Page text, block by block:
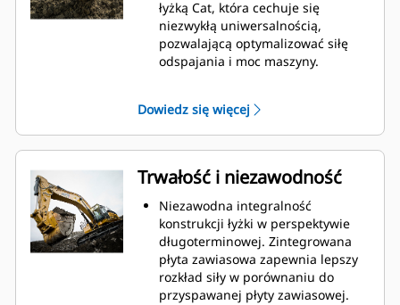
łyżką Cat, która cechuje się
niezwykłą uniwersalnością,
pozwalającą optymalizować siłę
odspajania i moc maszyny.
materiału na łyżkę. Zwiększony
prześwit lemiesza zapewnia
zmniejszony opór dolnej części
łyżki, co obniża koszty związane z
konserwacją.
Zużycie paliwa jest najwyższe
podczas kopania. Łyżki Cat
gwarantują szybkie cięcie
materiału w celu zwiększenia
ogólnej wydajności pracy maszyny.
Możesz załadować większą ilość
Dowiedz się więcej
Trwałość i niezawodność
Niezawodna integralność
konstrukcji łyżki w perspektywie
długoterminowej. Zintegrowana
płyta zawiasowa zapewnia lepszy
rozkład siły w porównaniu do
przyspawanej płyty zawiasowej.